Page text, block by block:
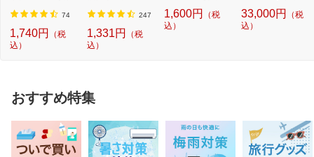
系...
74
1,740円
（税
込）
濯...
247
1,331円
（税
込）
1,600円
（税
込）
ッ...
33,000円
（税
込）
おすすめ特集